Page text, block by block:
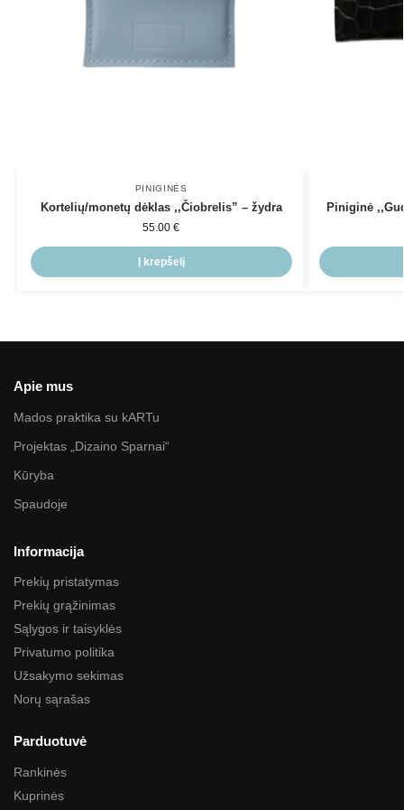
PINIGINĖS
Kortelių/monetų dėklas ,,Čiobrelis” – žydra
55.00€
Į krepšelį
Piniginė
Apie mus
Mados praktika su kARTu
Projektas „Dizaino Sparnai“
Kūryba
Spaudoje
Informacija
Prekių pristatymas
Prekių grąžinimas
Sąlygos ir taisyklės
Privatumo politika
Užsakymo sekimas
Norų sąrašas
Parduotuvė
Rankinės
Kuprinės